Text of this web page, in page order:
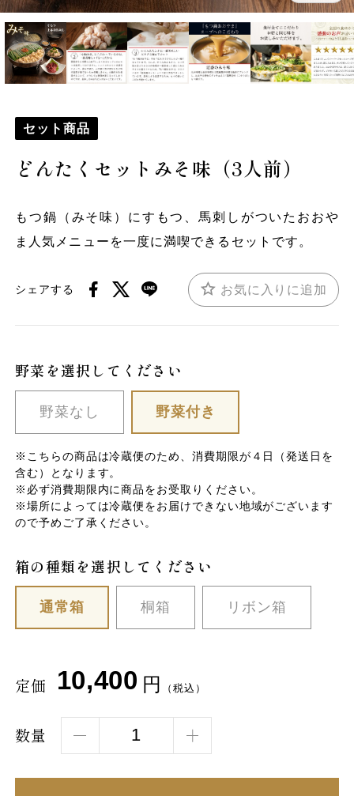
セット商品
どんたくセットみそ味（3人前）
もつ鍋（みそ味）にすもつ、馬刺しがついたおおや
ま人気メニューを一度に満喫できるセットです。
シェアする お気に入りに追加
野菜を選択してください
野菜なし 野菜付き
※こちらの商品は冷蔵便のため、消費期限が４日（発送日を
含む）となります。
※必ず消費期限内に商品をお受取りください。
※場所によっては冷蔵便をお届けできない地域がございます
ので予めご了承ください。
箱の種類を選択してください
通常箱 桐箱 リボン箱
定価 10,400 円 （税込）
数量